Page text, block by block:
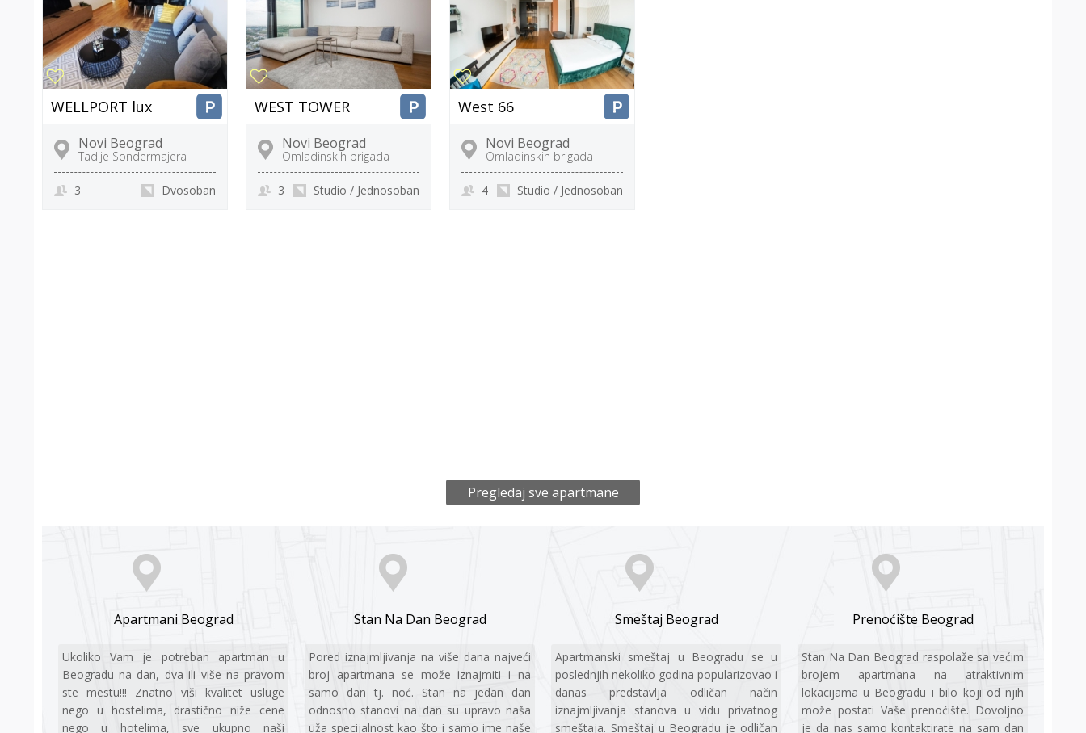
WELLPORT lux
Novi Beograd
Tadije Sondermajera
Dvosoban
3
WEST TOWER
Novi Beograd
Omladinskih brigada
Studio / Jednosoban
3
West 66
Novi Beograd
Omladinskih brigada
Studio / Jednosoban
4
Pregledaj sve apartmane
Apartmani Beograd
Ukoliko Vаm je potreban apartman u
Beogradu na dan, dva ili više na pravom
ste mestu!!! Znatno viši kvalitet usluge
nego u hostelima, drastično niže cene
nego u hotelima, sve ukupno naši
Stan Na Dan Beograd
Pored iznajmljivanja na više dana najveći
broj apartmana se može iznajmiti i na
samo dan tj. noć. Stan na jedan dan
odnosno stanovi na dan su upravo naša
uža specijalnost kao što i samo ime naše
Smeštaj Beograd
Apartmanski smeštaj u Beogradu se u
poslednjih nekoliko godina popularizovao i
danas predstavlja odličan način
iznajmljivanja stanova u vidu privatnog
smeštaja. Smeštaj u Beogradu je odličan
Prenoćište Beograd
Stan Na Dan Beograd raspolaže sa većim
brojem apartmana na atraktivnim
lokacijama u Beogradu i bilo koji od njih
može postati Vaše prenoćište. Dovoljno
je da nas samo kontaktirate na sam dan